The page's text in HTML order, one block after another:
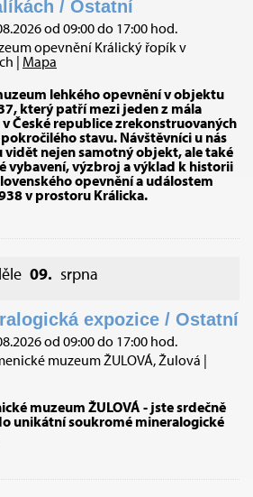
/ Ostatní
od 09:00 do 17:00 hod.
opevnění Králický řopík v
| Mapa
lehkého opevnění v objektu
který patří mezi jeden z mála
České republice zrekonstruovaných
stavu. Návštěvníci u nás
vidět nejen samotný objekt, ale také
vybavení, výzbroj a výklad k historii
opevnění a událostem
v prostoru Králicka.
09. srpna
expozice / Ostatní
od 09:00 do 17:00 hod.
muzeum ŽULOVÁ, Žulová |
muzeum ŽULOVÁ - jste srdečně
unikátní soukromé mineralogické